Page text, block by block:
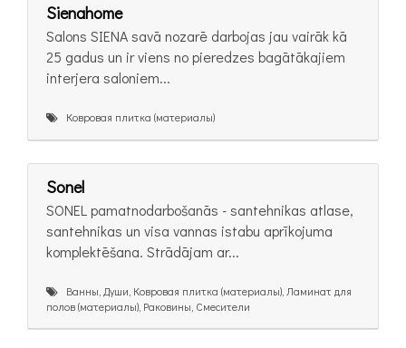
Sienahome
Salons SIENA savā nozarē darbojas jau vairāk kā
25 gadus un ir viens no pieredzes bagātākajiem
interjera saloniem...
Ковровая плитка (материалы)
Sonel
SONEL pamatnodarbošanās - santehnikas atlase,
santehnikas un visa vannas istabu aprīkojuma
komplektēšana. Strādājam ar...
Ванны, Души, Ковровая плитка (материалы), Ламинат для
полов (материалы), Раковины, Смесители